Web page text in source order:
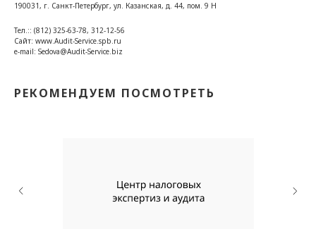
190031, г. Санкт-Петербург, ул. Казанская, д. 44, пом. 9 Н
Тел.:: (812) 325-63-78, 312-12-56
Сайт: www.Audit-Service.spb.ru
e-mail: Sedova@Audit-Service.biz
РЕКОМЕНДУЕМ ПОСМОТРЕТЬ